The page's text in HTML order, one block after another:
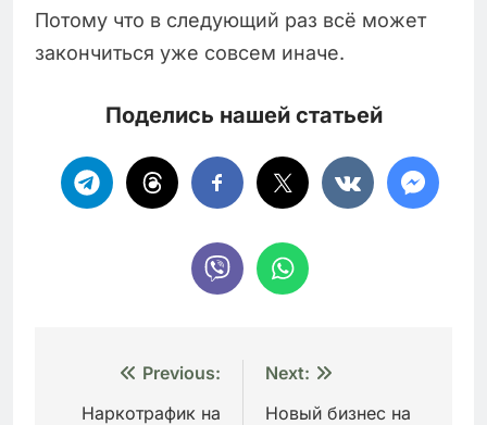
Потому что в следующий раз всё может
закончиться уже совсем иначе.
Поделись нашей статьей
Навигация
по
Previous:
Наркотрафик на
Next:
Новый бизнес на